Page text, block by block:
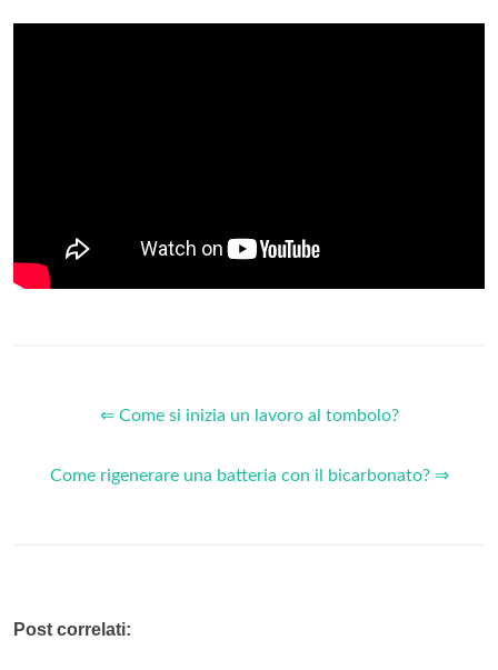
⇐ Come si inizia un lavoro al tombolo?
Come rigenerare una batteria con il bicarbonato? ⇒
Post correlati: